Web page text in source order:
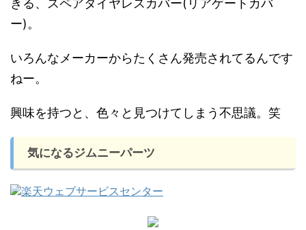
きる、スペアタイヤレスカバー(リアゲートカバ
ー)。
いろんなメーカーからたくさん発売されてるんです
ねー。
興味を持つと、色々と見つけてしまう不思議。笑
気になるジムニーパーツ